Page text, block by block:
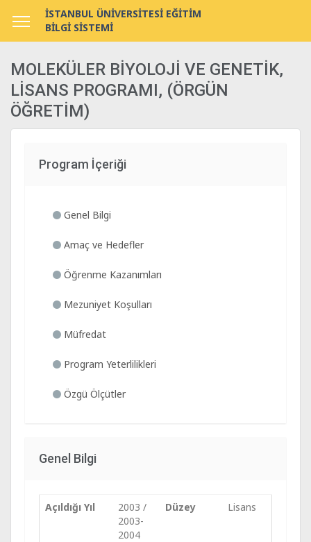
İSTANBUL ÜNİVERSİTESİ EĞİTİM
BİLGİ SİSTEMİ
MOLEKÜLER BİYOLOJİ VE GENETİK,
LİSANS PROGRAMI, (ÖRGÜN
ÖĞRETİM)
Program İçeriği
Genel Bilgi
Amaç ve Hedefler
Öğrenme Kazanımları
Mezuniyet Koşulları
Müfredat
Program Yeterlilikleri
Özgü Ölçütler
Genel Bilgi
Açıldığı Yıl
2003 /
2003-
2004
Düzey Lisans